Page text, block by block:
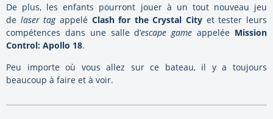
De plus, les enfants pourront jouer à un tout nouveau jeu
de laser tagappelé Clash for the Crystal City et tester leurs
compétences dans une salle d’escape game appelée Mission
Control: Apollo 18.
Peu importe où vous allez sur ce bateau, il y a toujours
beaucoup à faire et à voir.